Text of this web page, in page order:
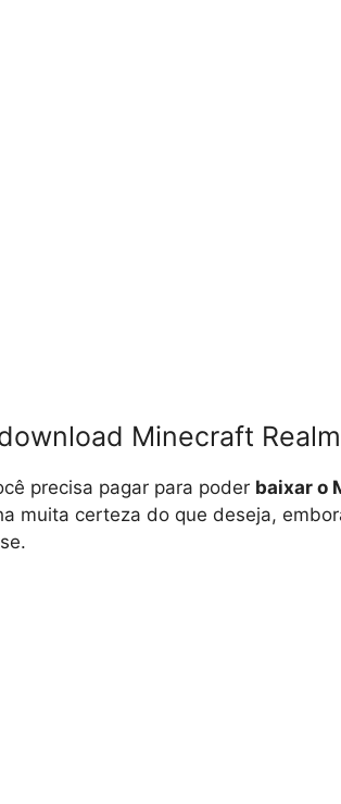
Minecraft
precisa pagar para poder baixar o
muita certeza do que deseja,